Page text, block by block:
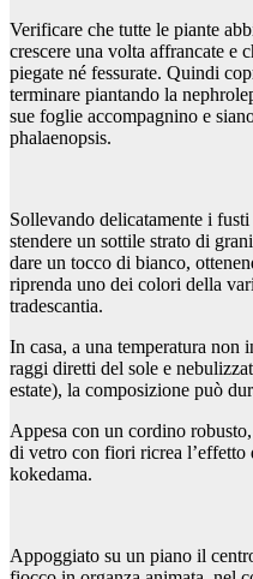
Verificare che tutte le piante
crescere una volta affrancate e
piegate né fessurate. Quindi
terminare piantando la
sue foglie accompagnino e
phalaenopsis.
Sollevando delicatamente i
stendere un sottile strato di
dare un tocco di bianco,
riprenda uno dei colori della
tradescantia.
In casa, a una temperatura non
raggi diretti del sole e
estate), la composizione può
Appesa con un cordino
di vetro con fiori ricrea l’effetto
kokedama.
Appoggiato su un piano il